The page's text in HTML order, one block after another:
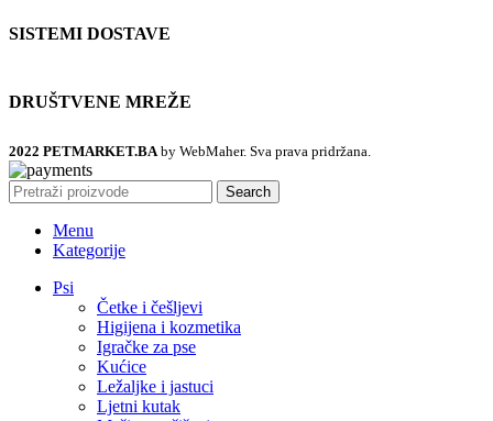
SISTEMI DOSTAVE
DRUŠTVENE MREŽE
2022 PETMARKET.BAby WebMaher. Sva prava pridržana.
Search
Menu
Kategorije
Psi
Četke i češljevi
Higijena i kozmetika
Igračke za pse
Kućice
Ležaljke i jastuci
Ljetni kutak